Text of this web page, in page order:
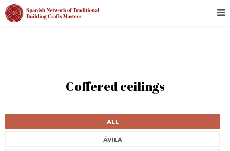
Coffered ceilings
ALL
ÁVILA